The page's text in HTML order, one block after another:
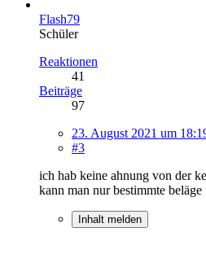
Flash79
Schüler
Reaktionen
41
Beiträge
97
23. August 2021 um
#3
ich hab keine ahnung von der
kann man nur bestimmte beläge
Inhalt melden